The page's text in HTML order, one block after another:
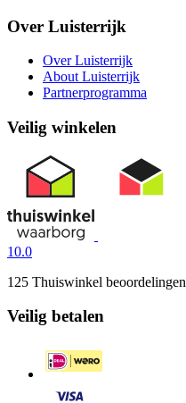
Over Luisterrijk
Over Luisterrijk
About Luisterrijk
Partnerprogramma
Veilig winkelen
10.0
125 Thuiswinkel beoordelingen
Veilig betalen